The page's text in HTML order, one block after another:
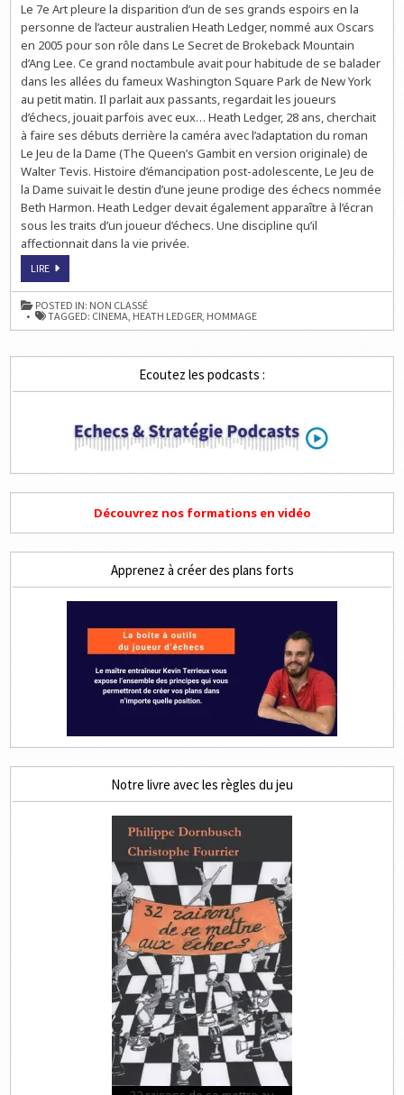
LEDGER
PRÉPARAIT
UN
FILM
SUR
LES
Le 7e Art pleure la disparition d’un de ses grands espoirs en la
personne de l’acteur australien Heath Ledger, nommé aux Oscars
en 2005 pour son rôle dans Le Secret de Brokeback Mountain
d’Ang Lee. Ce grand noctambule avait pour habitude de se balader
dans les allées du fameux Washington Square Park de New York
au petit matin. Il parlait aux passants, regardait les joueurs
d’échecs, jouait parfois avec eux… Heath Ledger, 28 ans, cherchait
à faire ses débuts derrière la caméra avec l’adaptation du roman
Le Jeu de la Dame (The Queen’s Gambit en version originale) de
Walter Tevis. Histoire d’émancipation post-adolescente, Le Jeu de
la Dame suivait le destin d’une jeune prodige des échecs nommée
Beth Harmon. Heath Ledger devait également apparaître à l’écran
sous les traits d’un joueur d’échecs. Une discipline qu’il
affectionnait dans la vie privée.
LIREHEATH
PRÉPARAIT
UN
FILM
SUR
LES
POSTED IN: NON CLASSÉ
TAGGED: CINEMA, HEATH LEDGER, HOMMAGE
Ecoutez les podcasts :
Découvrez nos formations en vidéo
Apprenez à créer des plans forts
Notre livre avec les règles du jeu